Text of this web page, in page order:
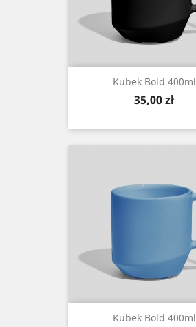
Kubek Bold 400ml
Cena
35,00 zł
Kubek Bold 400ml